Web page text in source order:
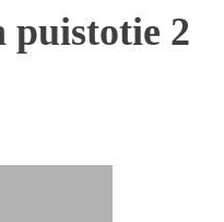
puistotie 2